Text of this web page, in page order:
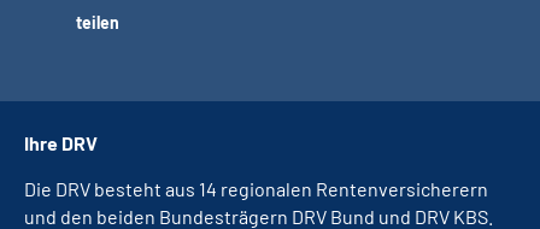
teilen
Ihre DRV
Die DRV besteht aus 14 regionalen Rentenversicherern
und den beiden Bundesträgern DRV Bund und DRV KBS.